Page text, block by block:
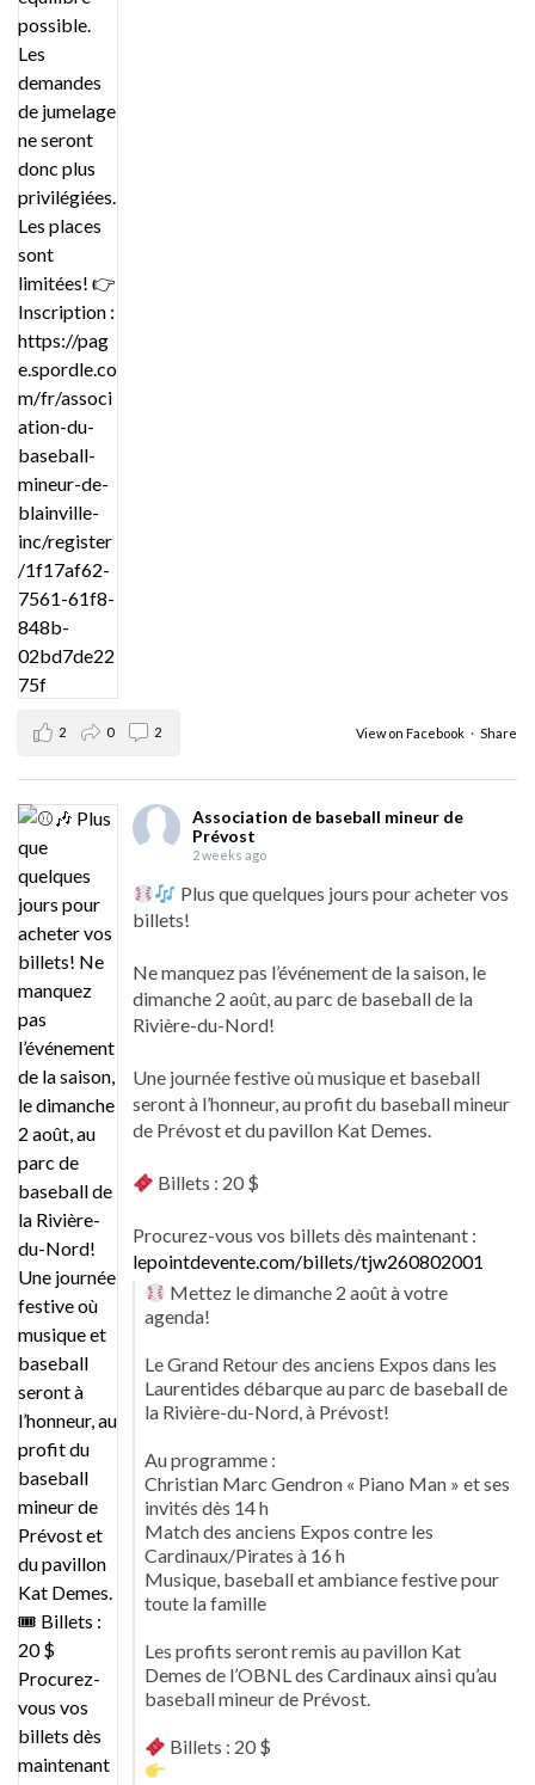
View on Facebook · Share
2 0 2
Association de baseball mineur de
Prévost
2 weeks ago
Plus que quelques jours pour acheter vos
billets!
Ne manquez pas l’événement de la saison, le
dimanche 2 août, au parc de baseball de la
Rivière-du-Nord!
Une journée festive où musique et baseball
seront à l’honneur, au profit du baseball mineur
de Prévost et du pavillon Kat Demes.
Billets : 20 $
Procurez-vous vos billets dès maintenant :
lepointdevente.com/billets/tjw260802001
Mettez le dimanche 2 août à votre
agenda!
Le Grand Retour des anciens Expos dans les
Laurentides débarque au parc de baseball de
la Rivière-du-Nord, à Prévost!
Au programme :
Christian Marc Gendron « Piano Man » et ses
invités dès 14 h
Match des anciens Expos contre les
Cardinaux/Pirates à 16 h
Musique, baseball et ambiance festive pour
toute la famille
Les profits seront remis au pavillon Kat
Demes de l’OBNL des Cardinaux ainsi qu’au
baseball mineur de Prévost.
Billets : 20 $